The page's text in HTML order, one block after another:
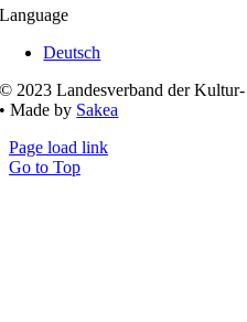
Language
Deutsch
© 2023 Landesverband der
• Made by Sakea
Page load link
Go to Top